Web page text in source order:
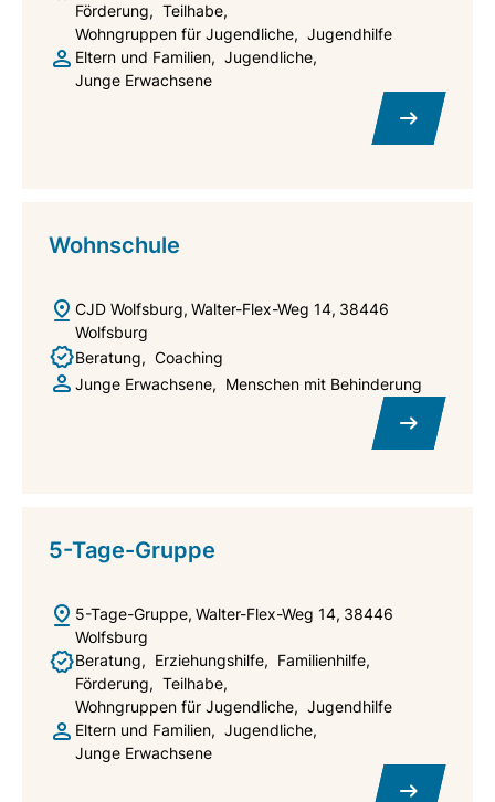
Förderung
Teilhabe
Wohngruppen für Jugendliche
Jugendhilfe
Eltern und Familien
Jugendliche
Junge Erwachsene
Wohnschule
CJD Wolfsburg Walter-Flex-Weg 14 38446
Wolfsburg
Beratung
Coaching
Junge Erwachsene
Menschen mit Behinderung
5-Tage-Gruppe
5-Tage-Gruppe Walter-Flex-Weg 14 38446
Wolfsburg
Beratung
Erziehungshilfe
Familienhilfe
Förderung
Teilhabe
Wohngruppen für Jugendliche
Jugendhilfe
Eltern und Familien
Jugendliche
Junge Erwachsene